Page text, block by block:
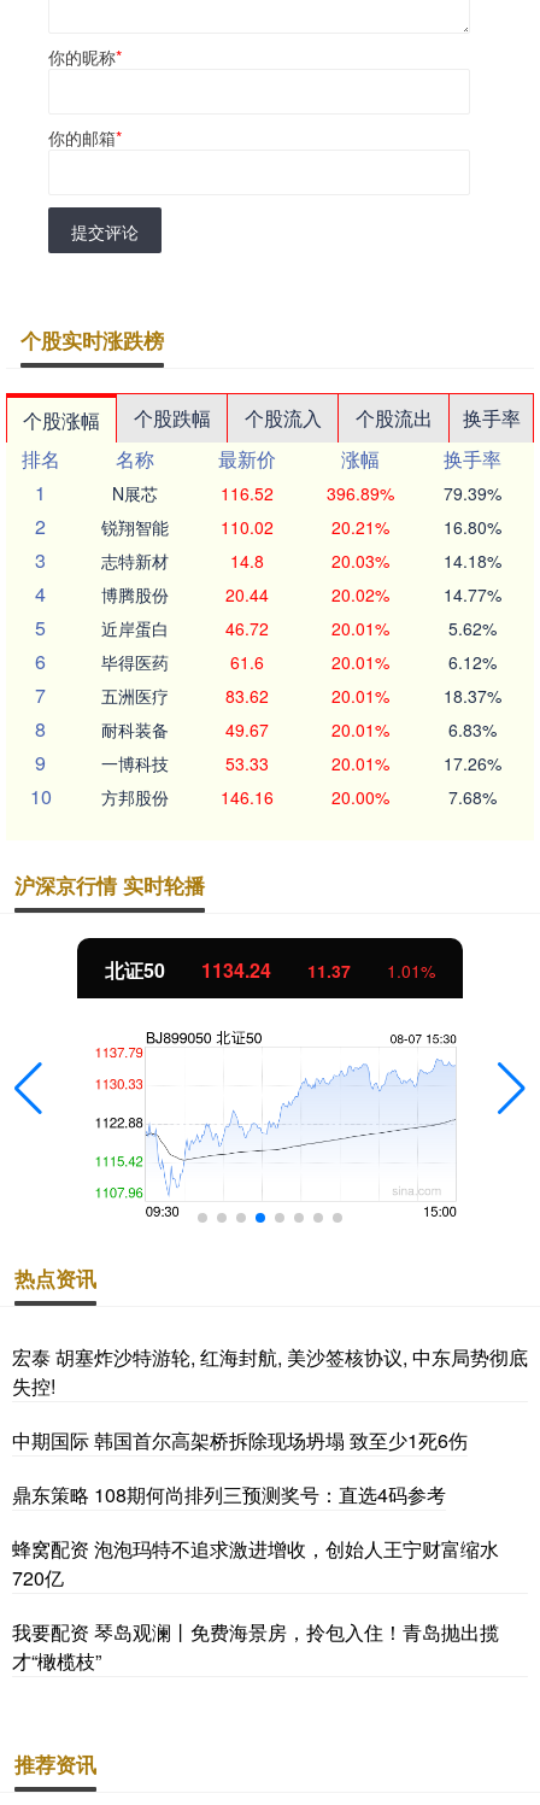
你的昵称*
你的邮箱*
提交评论
个股实时涨跌榜
个股涨幅 个股跌幅 个股流入 个股流出
换手率
排名
名称 最新价 涨幅
换手率
1
N展芯 116.52 396.89% 79.39%
2 锐翔智能 110.02 20.21% 16.80%
3 志特新材 14.8 20.03% 14.18%
4 博腾股份 20.44 20.02% 14.77%
5 近岸蛋白 46.72 20.01% 5.62%
6 毕得医药 61.6 20.01% 6.12%
7 五洲医疗 83.62 20.01% 18.37%
8 耐科装备 49.67 20.01% 6.83%
9 一博科技 53.33 20.01% 17.26%
10 方邦股份 146.16 20.00% 7.68%
沪深京行情 实时轮播
北证50 1134.24 11.37 1.01%
热点资讯
宏泰 胡塞炸沙特游轮, 红海封航, 美沙签核协议, 中东局势彻底
失控!
中期国际 韩国首尔高架桥拆除现场坍塌 致至少1死6伤
鼎东策略 108期何尚排列三预测奖号：直选4码参考
蜂窝配资 泡泡玛特不追求激进增收，创始人王宁财富缩水
720亿
我要配资 琴岛观澜丨免费海景房，拎包入住！青岛抛出揽
才“橄榄枝”
推荐资讯